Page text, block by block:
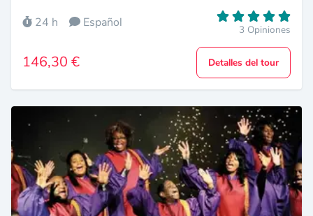
24 h Español 3 Opiniones
146,30 € Detalles del tour